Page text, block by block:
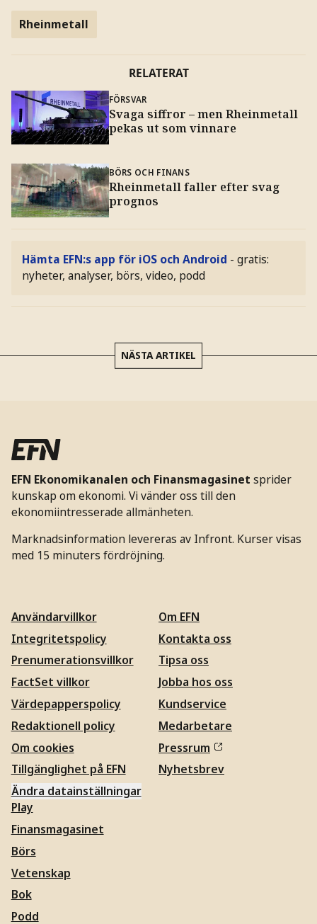
Rheinmetall
RELATERAT
FÖRSVAR
Svaga siffror – men Rheinmetall
pekas ut som vinnare
BÖRS OCH FINANS
Rheinmetall faller efter svag
prognos
Hämta EFN:s app för iOS och Android - gratis:
nyheter, analyser, börs, video, podd
NÄSTA ARTIKEL
EFN Ekonomikanalen och Finansmagasinet sprider
kunskap om ekonomi. Vi vänder oss till den
ekonomiintresserade allmänheten.
Marknadsinformation levereras av Infront. Kurser visas
med 15 minuters fördröjning.
Användarvillkor
Integritetspolicy
Prenumerationsvillkor
FactSet villkor
Värdepapperspolicy
Redaktionell policy
Om cookies
Tillgänglighet på EFN
Ändra datainställningar
Om EFN
Kontakta oss
Tipsa oss
Jobba hos oss
Kundservice
Medarbetare
Pressrum
Nyhetsbrev
Play
Finansmagasinet
Börs
Vetenskap
Bok
Podd